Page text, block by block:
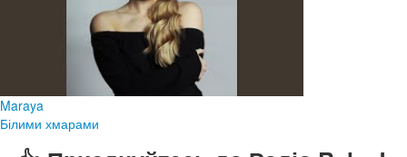
Maraya
Білими хмарами